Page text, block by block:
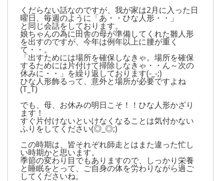
くだらない話なのですが、我が家は2月に入った日
曜日、毎週のように「あ・・ひな人形・・」
と同じ会話をしております。
娘ちゃんの為に田舎の母が準備してくれた雛人形
を出すのですが、今年は例年以上に腰が重く
て・・。
「出すためには場所を確保しなきゃ。場所を確保
するためには片付けて掃除しなきゃ・・ん～次の
休みに・・」を繰り返しております(-_-;)
ひな人形飾るって、意外と場所が必要ですよね
(T_T)
でも、母、お休みの明日こそ！！ひな人形かざり
ます！
すぐ片付けないといけなくなることは気付かない
ふりをしてください(◎_◎;)
この時期は、皆それぞれ師走とはまた違った忙し
い時期かと思います。
季節の変わり目でもありますので、しっかり栄養
と睡眠をとって、ご自身の体を労わりながら過ご
してくださいね。